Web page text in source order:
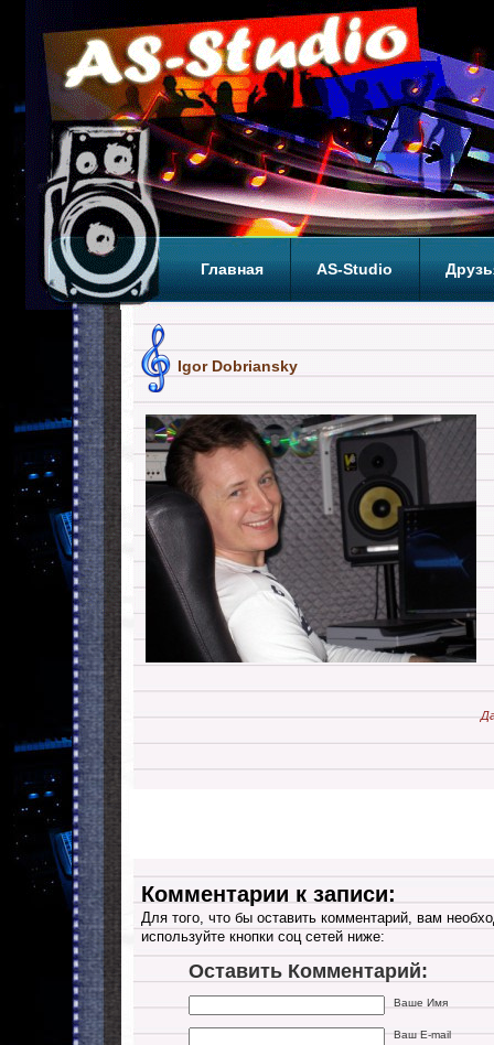
Главная AS-Studio
Igor Dobriansky
Комментарии к записи:
Для того, что бы оставить комментарий, вам
используйте кнопки соц сетей ниже:
Оставить Комментарий:
Ваше Имя
Ваш E-mail